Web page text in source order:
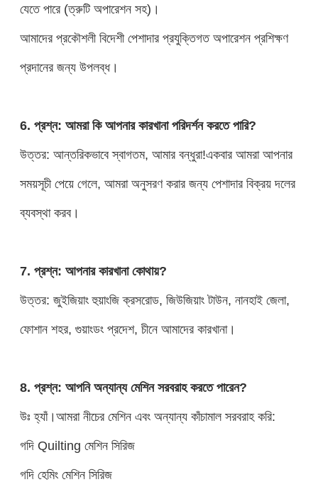
যেতে পারে (ত্রুটি অপারেশন সহ)।
আমাদের প্রকৌশলী বিদেশী পেশাদার প্রযুক্তিগত অপারেশন প্রশিক্ষণ
প্রদানের জন্য উপলব্ধ।
6. প্রশ্ন: আমরা কি আপনার কারখানা পরিদর্শন করতে পারি?
উত্তর: আন্তরিকভাবে স্বাগতম, আমার বন্ধুরা!একবার আমরা আপনার
সময়সূচী পেয়ে গেলে, আমরা অনুসরণ করার জন্য পেশাদার বিক্রয় দলের
ব্যবস্থা করব।
7. প্রশ্ন: আপনার কারখানা কোথায়?
উত্তর: জুইজিয়াং হুয়াংজি ক্রসরোড, জিউজিয়াং টাউন, নানহাই জেলা,
ফোশান শহর, গুয়াংডং প্রদেশ, চীনে আমাদের কারখানা।
8. প্রশ্ন: আপনি অন্যান্য মেশিন সরবরাহ করতে পারেন?
উঃ হ্যাঁ।আমরা নীচের মেশিন এবং অন্যান্য কাঁচামাল সরবরাহ করি:
গদি Quilting মেশিন সিরিজ
গদি হেমিং মেশিন সিরিজ